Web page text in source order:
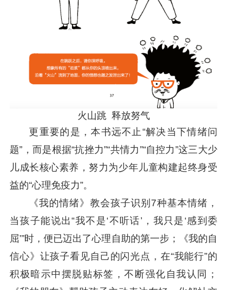
火山跳 释放努气
更重要的是，本书远不止“解决当下情绪问
题”，而是根据“抗挫力”“共情力”“自控力”这三大少
儿成长核心素养，努力为少年儿童构建起终身受
益的“心理免疫力”。
《我的情绪》教会孩子识别7种基本情绪，
当孩子能说出“我不是‘不听话’，我只是‘感到委
屈’”时，便已迈出了心理自助的第一步；《我的自
信心》让孩子看见自己的闪光点，在“我能行”的
积极暗示中摆脱贴标签，不断强化自我认同；